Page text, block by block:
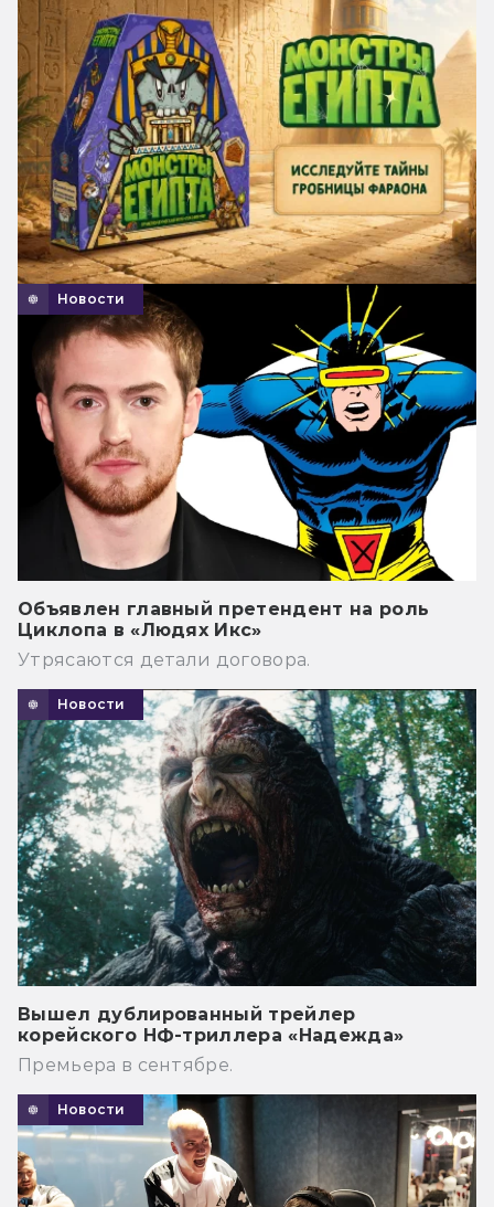
Новости
Объявлен главный претендент на роль
Циклопа в «Людях Икс»
Утрясаются детали договора.
Новости
Вышел дублированный трейлер
корейского НФ-триллера «Надежда»
Премьера в сентябре.
Новости